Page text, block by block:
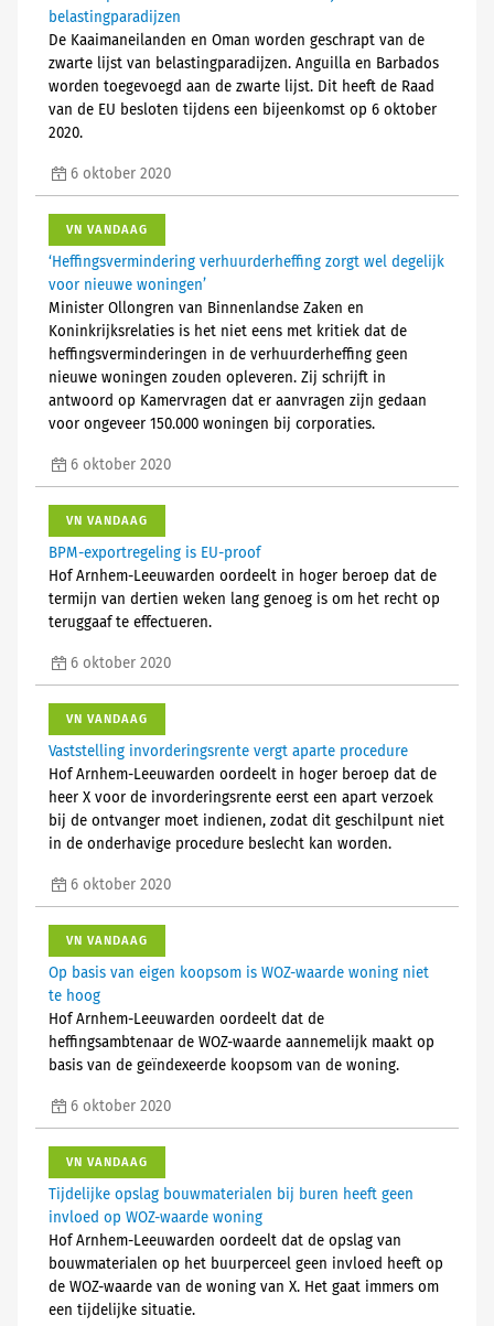
belastingparadijzen
De Kaaimaneilanden en Oman worden geschrapt van de
zwarte lijst van belastingparadijzen. Anguilla en Barbados
worden toegevoegd aan de zwarte lijst. Dit heeft de Raad
van de EU besloten tijdens een bijeenkomst op 6 oktober
2020.
6 oktober 2020
VN VANDAAG
‘Heffingsvermindering verhuurderheffing zorgt wel degelijk
voor nieuwe woningen’
Minister Ollongren van Binnenlandse Zaken en
Koninkrijksrelaties is het niet eens met kritiek dat de
heffingsverminderingen in de verhuurderheffing geen
nieuwe woningen zouden opleveren. Zij schrijft in
antwoord op Kamervragen dat er aanvragen zijn gedaan
voor ongeveer 150.000 woningen bij corporaties.
6 oktober 2020
VN VANDAAG
BPM-exportregeling is EU-proof
Hof Arnhem-Leeuwarden oordeelt in hoger beroep dat de
termijn van dertien weken lang genoeg is om het recht op
teruggaaf te effectueren.
6 oktober 2020
VN VANDAAG
Vaststelling invorderingsrente vergt aparte procedure
Hof Arnhem-Leeuwarden oordeelt in hoger beroep dat de
heer X voor de invorderingsrente eerst een apart verzoek
bij de ontvanger moet indienen, zodat dit geschilpunt niet
in de onderhavige procedure beslecht kan worden.
6 oktober 2020
VN VANDAAG
Op basis van eigen koopsom is WOZ-waarde woning niet
te hoog
Hof Arnhem-Leeuwarden oordeelt dat de
heffingsambtenaar de WOZ-waarde aannemelijk maakt op
basis van de geïndexeerde koopsom van de woning.
6 oktober 2020
VN VANDAAG
Tijdelijke opslag bouwmaterialen bij buren heeft geen
invloed op WOZ-waarde woning
Hof Arnhem-Leeuwarden oordeelt dat de opslag van
bouwmaterialen op het buurperceel geen invloed heeft op
de WOZ-waarde van de woning van X. Het gaat immers om
een tijdelijke situatie.